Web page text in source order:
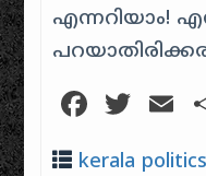
എന്നറിയാം!
kerala politics